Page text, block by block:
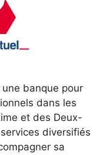
une banque pour
dans les
et des Deux-
diversifiés
sa